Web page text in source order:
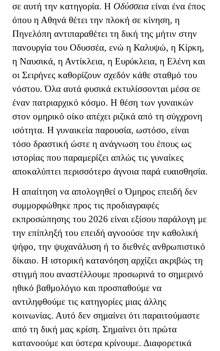
σε αυτή την κατηγορία. Η Οδύσσειαείναι ένα έπος
όπου η Αθηνά θέτει την πλοκή σε κίνηση, η
Πηνελόπη αντιπαραθέτει τη δική της μήτιν στην
πανουργία του Οδυσσέα, ενώ η Καλυψώ, η Κίρκη,
η Ναυσικά, η Αντίκλεια, η Ευρύκλεια, η Ελένη και
οι Σειρήνες καθορίζουν σχεδόν κάθε σταθμό του
νόστου. Όλα αυτά φυσικά εκτυλίσσονται μέσα σε
έναν πατριαρχικό κόσμο. Η θέση των γυναικών
στον ομηρικό οίκο απέχει ριζικά από τη σύγχρονη
ισότητα. Η γυναικεία παρουσία, ωστόσο, είναι
τόσο δραστική ώστε η ανάγνωση του έπους ως
ιστορίας που παραμερίζει απλώς τις γυναίκες
αποκαλύπτει περισσότερο άγνοια παρά ευαισθησία.
Η απαίτηση να απολογηθεί ο Όμηρος επειδή δεν
συμμορφώθηκε προς τις προδιαγραφές
εκπροσώπησης του 2026 είναι εξίσου παράλογη με
την επίπληξή του επειδή αγνοούσε την καθολική
ψήφο, την ψυχανάλυση ή το διεθνές ανθρωπιστικό
δίκαιο. Η ιστορική κατανόηση αρχίζει ακριβώς τη
στιγμή που αναστέλλουμε προσωρινά το σημερινό
ηθικό βαθμολόγιο και προσπαθούμε να
αντιληφθούμε τις κατηγορίες μιας άλλης
κοινωνίας. Αυτό δεν σημαίνει ότι παραιτούμαστε
από τη δική μας κρίση. Σημαίνει ότι πρώτα
κατανοούμε και ύστερα κρίνουμε. Διαφορετικά